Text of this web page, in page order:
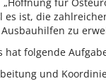
es ist, die
zu
hat folgende
und